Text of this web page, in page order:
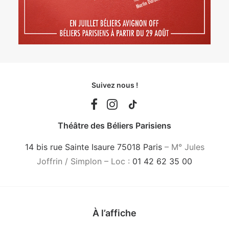
Suivez nous !
Théâtre des Béliers Parisiens
14 bis rue Sainte Isaure 75018 Paris– M° Jules
Joffrin / Simplon – Loc : 01 42 62 35 00
À l’affiche